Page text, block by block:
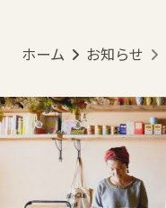
ホーム お知らせ